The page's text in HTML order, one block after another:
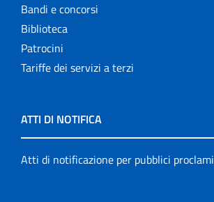
Bandi e concorsi
Biblioteca
Patrocini
Tariffe dei servizi a terzi
ATTI DI NOTIFICA
Atti di notificazione per pubblici proclami